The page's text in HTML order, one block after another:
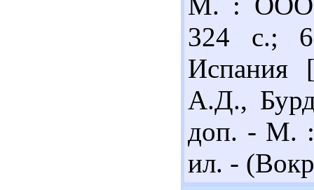
324 с.;
Испания
А.Д.,
доп. - М. :
ил. -